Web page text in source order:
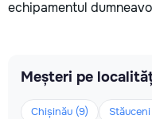
echipamentul
Meșteri pe
Chișinău (9) Stăuceni